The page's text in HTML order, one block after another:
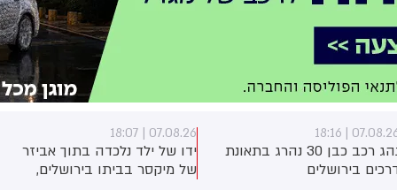
07.08.26 |
נהג רכב כבן 30 נהרג בתאונת
בירושלים
07.08.26 | 18:07
ידו של ילד נלכדה בתוך אביזר
של מיקסר בביתו בירושלים,